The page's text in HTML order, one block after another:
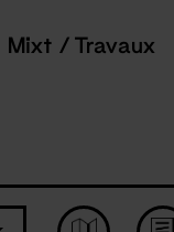
Mixt / Travaux